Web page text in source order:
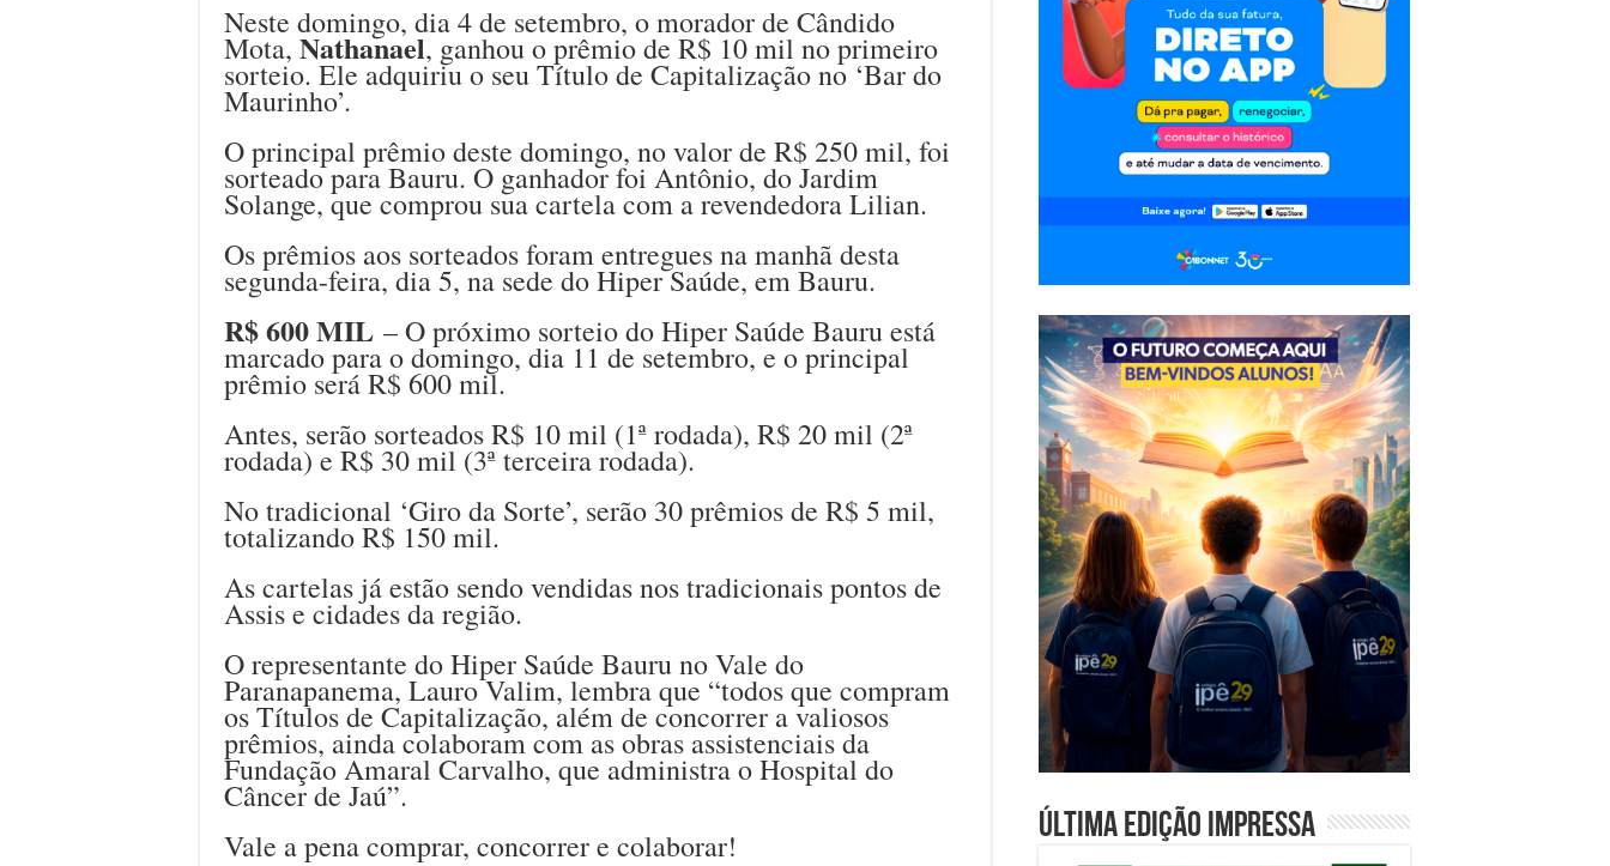
Neste domingo, dia 4 de setembro, o morador de Cândido
Mota, Nathanael, ganhou o prêmio de R$ 10 mil no primeiro
sorteio. Ele adquiriu o seu Título de Capitalização no ‘Bar do
Maurinho’.
O principal prêmio deste domingo, no valor de R$ 250 mil, foi
sorteado para Bauru. O ganhador foi Antônio, do Jardim
Solange, que comprou sua cartela com a revendedora Lilian.
Os prêmios aos sorteados foram entregues na manhã desta
segunda-feira, dia 5, na sede do Hiper Saúde, em Bauru.
R$ 600 MIL – O próximo sorteio do Hiper Saúde Bauru está
marcado para o domingo, dia 11 de setembro, e o principal
prêmio será R$ 600 mil.
Antes, serão sorteados R$ 10 mil (1ª rodada), R$ 20 mil (2ª
rodada) e R$ 30 mil (3ª terceira rodada).
No tradicional ‘Giro da Sorte’, serão 30 prêmios de R$ 5 mil,
totalizando R$ 150 mil.
As cartelas já estão sendo vendidas nos tradicionais pontos de
Assis e cidades da região.
O representante do Hiper Saúde Bauru no Vale do
Paranapanema, Lauro Valim, lembra que “todos que compram
os Títulos de Capitalização, além de concorrer a valiosos
prêmios, ainda colaboram com as obras assistenciais da
Fundação Amaral Carvalho, que administra o Hospital do
Câncer de Jaú”.
Vale a pena comprar, concorrer e colaborar!
Última edição impressa